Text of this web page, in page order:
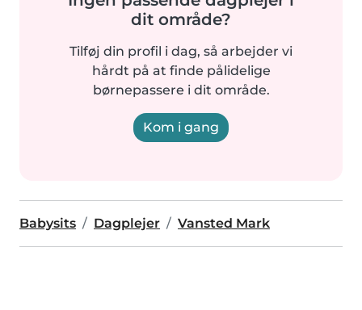
dit område?
Tilføj din profil i dag, så arbejder vi
hårdt på at finde pålidelige
børnepassere i dit område.
Kom i gang
Babysits Dagplejer Vansted Mark